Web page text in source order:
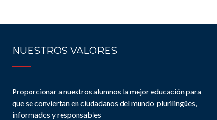
NUESTROS VALORES
Proporcionar a nuestros alumnos la mejor educación para
que se conviertan en ciudadanos del mundo, plurilingües,
informados y responsables